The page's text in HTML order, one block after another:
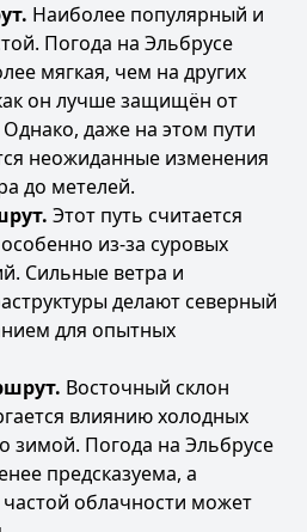
Наиболее популярный и
Погода на Эльбрусе
мягкая, чем на других
он лучше защищён от
даже на этом пути
неожиданные изменения
до метелей.
Этот путь считается
из-за суровых
Сильные ветра и
делают северный
для опытных
Восточный склон
влиянию холодных
зимой. Погода на Эльбрусе
предсказуема, а
облачности может